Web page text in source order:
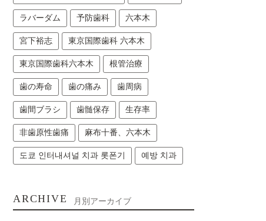
ラバーダム 予防歯科 六本木
宮下裕志 東京国際歯科 六本木
東京国際歯科六本木 根管治療
歯の寿命 歯の痛み 歯周病
歯間ブラシ 歯髄保存 生存率
非歯原性歯痛 麻布十番、六本木
도쿄 인터내셔널 치과 롯폰기 예방 치과
ARCHIVE 月別アーカイブ